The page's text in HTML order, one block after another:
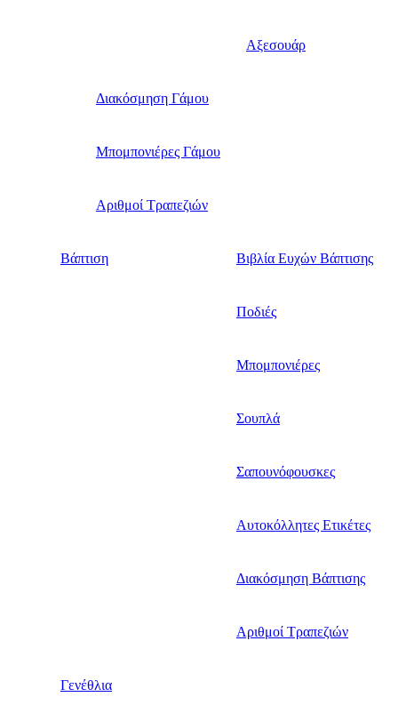
Αξεσουάρ
Διακόσμηση Γάμου
Μπομπονιέρες Γάμου
Αριθμοί Τραπεζιών
Βάπτιση Βιβλία Ευχών Βάπτισης
Ποδιές
Μπομπονιέρες
Σουπλά
Σαπουνόφουσκες
Αυτοκόλλητες Ετικέτες
Διακόσμηση Βάπτισης
Αριθμοί Τραπεζιών
Γενέθλια